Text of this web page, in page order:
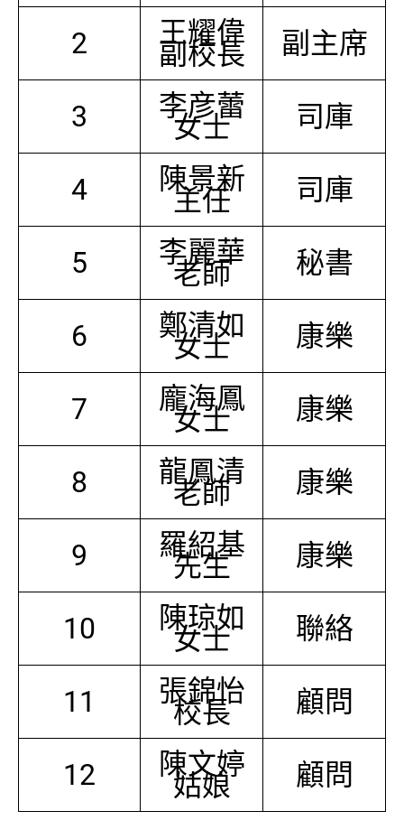
2 王耀偉
副校長 副主席
3 李彦蕾
女士 司庫
4 陳景新
主任 司庫
5 李麗華
老師 秘書
6 鄭清如
女士 康樂
7 龐海鳳
女士 康樂
8 龍鳳清
老師 康樂
9 羅紹基
先生 康樂
10 陳琼如
女士 聯絡
11 張錦怡
校長 顧問
12 陳文婷
姑娘 顧問